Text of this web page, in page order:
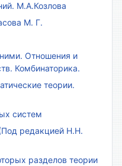
М.А.Козлова
М. Г.
Отношения и
Комбинаторика.
теории.
систем
редакцией Н.Н.
разделов теории